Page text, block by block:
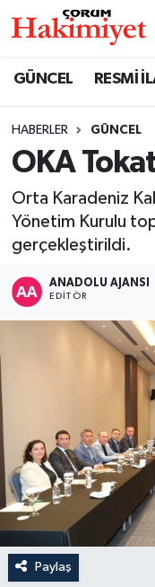
GÜNCEL RESMİ
HABERLER GÜNCEL
OKA
Orta Karadeniz
Yönetim Kurulu
gerçekleştirildi.
ANADOLU AJANSI
EDITÖR
Paylaş
SAĞLIK
ASAYİŞ
EKONOMİ
GÜNCEL
AKTÜEL
İLÇELER
OTOPARK
TEKNOLOJİ
Nöbetçi
Çorum
Trafik Durumu
Süper Lig
Tüm Manşetler
Son Dakika